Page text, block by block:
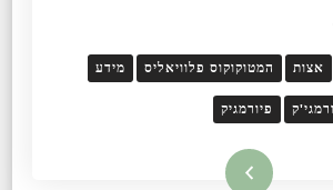
אצות המטוקוקוס פלוויאליס מידע
פיורמגיק
קרא עוד